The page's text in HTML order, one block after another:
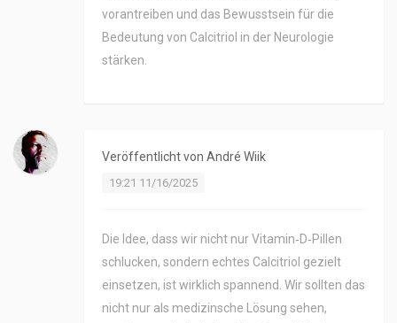
vorantreiben und das Bewusstsein für die
Bedeutung von Calcitriol in der Neurologie
stärken.
Veröffentlicht von André Wiik
19:21 11/16/2025
Die Idee, dass wir nicht nur Vitamin‑D‑Pillen
schlucken, sondern echtes Calcitriol gezielt
einsetzen, ist wirklich spannend. Wir sollten das
nicht nur als medizinsche Lösung sehen,